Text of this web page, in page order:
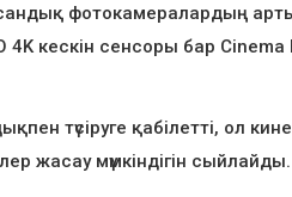
фотокамералардың
кескін сенсоры бар Cinema
түсіруге қабілетті, ол
жасау мүмкіндігін сыйлайды.